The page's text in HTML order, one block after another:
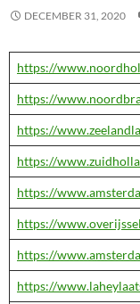
DECEMBER 31, 2020
https://
https://
https://
https://
https://
https://
https://
https://